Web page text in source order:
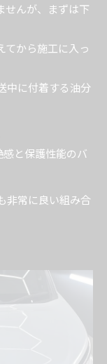
せんが、まずは下
てから施工に入っ
中に付着する油分
と保護性能のバ
非常に良い組み合